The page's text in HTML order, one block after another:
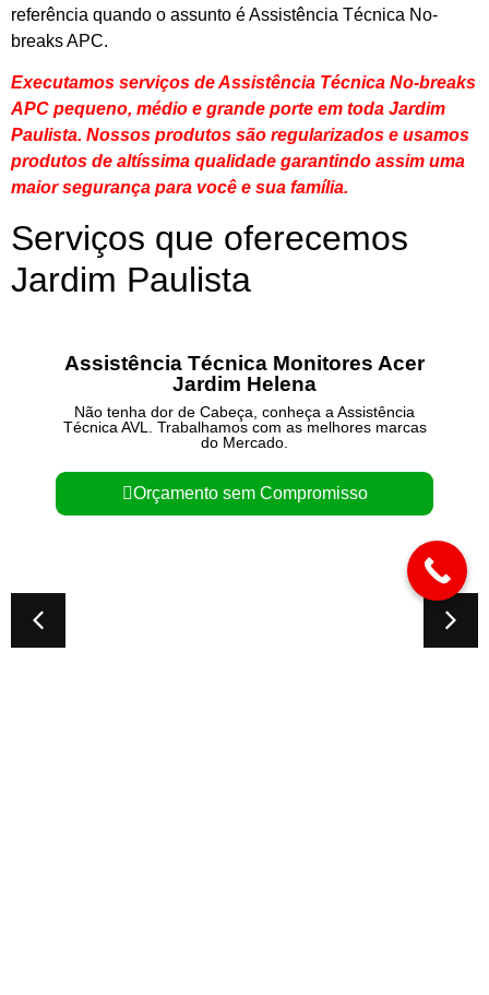
referência quando o assunto é Assistência Técnica No-
breaks APC.
Executamos serviços de Assistência Técnica No-breaks
APC pequeno, médio e grande porte em toda Jardim
Paulista. Nossos produtos são regularizados e usamos
produtos de altíssima qualidade garantindo assim uma
maior segurança para você e sua família.
Serviços que oferecemos
Jardim Paulista
Assistência Técnica Monitores Acer
Jardim Helena
Não tenha dor de Cabeça, conheça a Assistência
Técnica AVL. Trabalhamos com as melhores marcas
do Mercado.
Orçamento sem Compromisso